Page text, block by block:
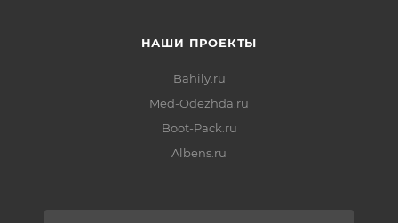
НАШИ ПРОЕКТЫ
Bahily.ru
Med-Odezhda.ru
Boot-Pack.ru
Albens.ru